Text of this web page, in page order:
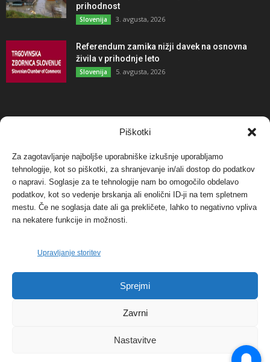
Piškotki
Za zagotavljanje najboljše uporabniške izkušnje uporabljamo
tehnologije, kot so piškotki, za shranjevanje in/ali dostop do podatkov
o napravi. Soglasje za te tehnologije nam bo omogočilo obdelavo
podatkov, kot so vedenje brskanja ali enolični ID-ji na tem spletnem
mestu. Če ne soglasja date ali ga prekličete, lahko to negativno vpliva
na nekatere funkcije in možnosti.
Upravljanje storitev
Sprejmi
Zavrni
Nastavitve
prihodnost
Slovenija 3. avgusta, 2026
Referendum zamika nižji davek na osnovna
živila v prihodnje leto
Slovenija 5. avgusta, 2026
NAJBOLJ KOMENTIRANO
Protest proti vetrnim elektrarnam na Ojstrici, v
svetu pa vedno bolj...
Dogodki 12. maja, 2017
Tožilstvo v Celovcu v korist elektrarnam
Verbund
FOTO: Razstava cvetličarskega mojstra Andreja
Dogodki 27. novembra, 2017